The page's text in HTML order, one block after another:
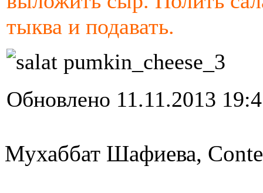
тыква и подавать.
Обновлено 11.11.2013
Мухаббат Шафиева,